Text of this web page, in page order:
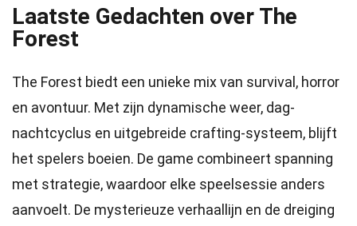
Laatste Gedachten over The
Forest
The Forest biedt een unieke mix van survival, horror
en avontuur. Met zijn dynamische weer, dag-
nachtcyclus en uitgebreide crafting-systeem, blijft
het spelers boeien. De game combineert spanning
met strategie, waardoor elke speelsessie anders
aanvoelt. De mysterieuze verhaallijn en de dreiging